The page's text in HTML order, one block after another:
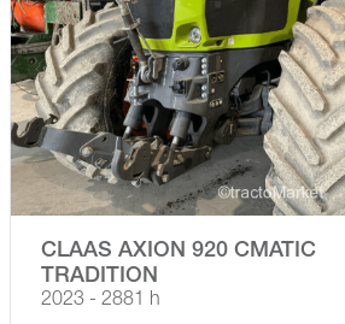
CLAAS AXION 920 CMATIC
TRADITION
2023 - 2881 h